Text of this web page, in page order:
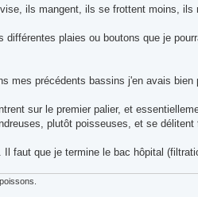
ils mangent, ils se frottent moins,
différentes plaies ou boutons que je
mes précédents bassins j'en avais
sur le premier palier, et
plutôt poisseuses, et se délitent
Il faut que je termine le bac hôpital